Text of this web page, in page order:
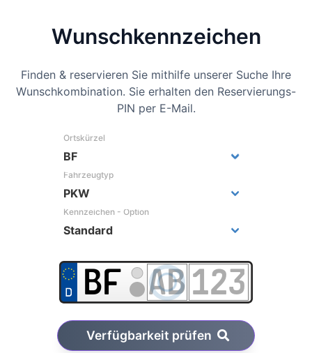
Wunsch­kennzeichen
Finden & reservieren Sie mithilfe unserer Suche Ihre
Wunschkombination. Sie erhalten den Reservierungs-
PIN per E-Mail.
Ortskürzel
Fahrzeugtyp
Kennzeichen - Option
Verfügbarkeit prüfen